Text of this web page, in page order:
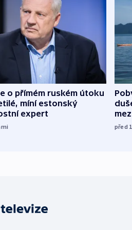
o přímém ruském útoku
míní estonský
expert
před